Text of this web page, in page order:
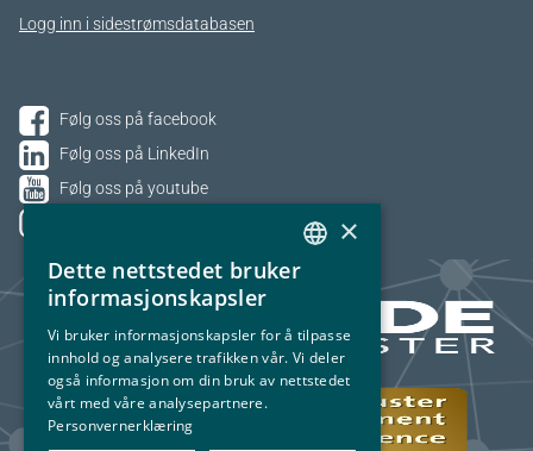
Logg inn i sidestrømsdatabasen
Følg oss på facebook
Følg oss på LinkedIn
Følg oss på youtube
NORWEGIAN
×
Dette nettstedet bruker
informasjonskapsler
Vi bruker informasjonskapsler for å tilpasse
innhold og analysere trafikken vår. Vi deler
også informasjon om din bruk av nettstedet
vårt med våre analysepartnere.
Personvernerklæring